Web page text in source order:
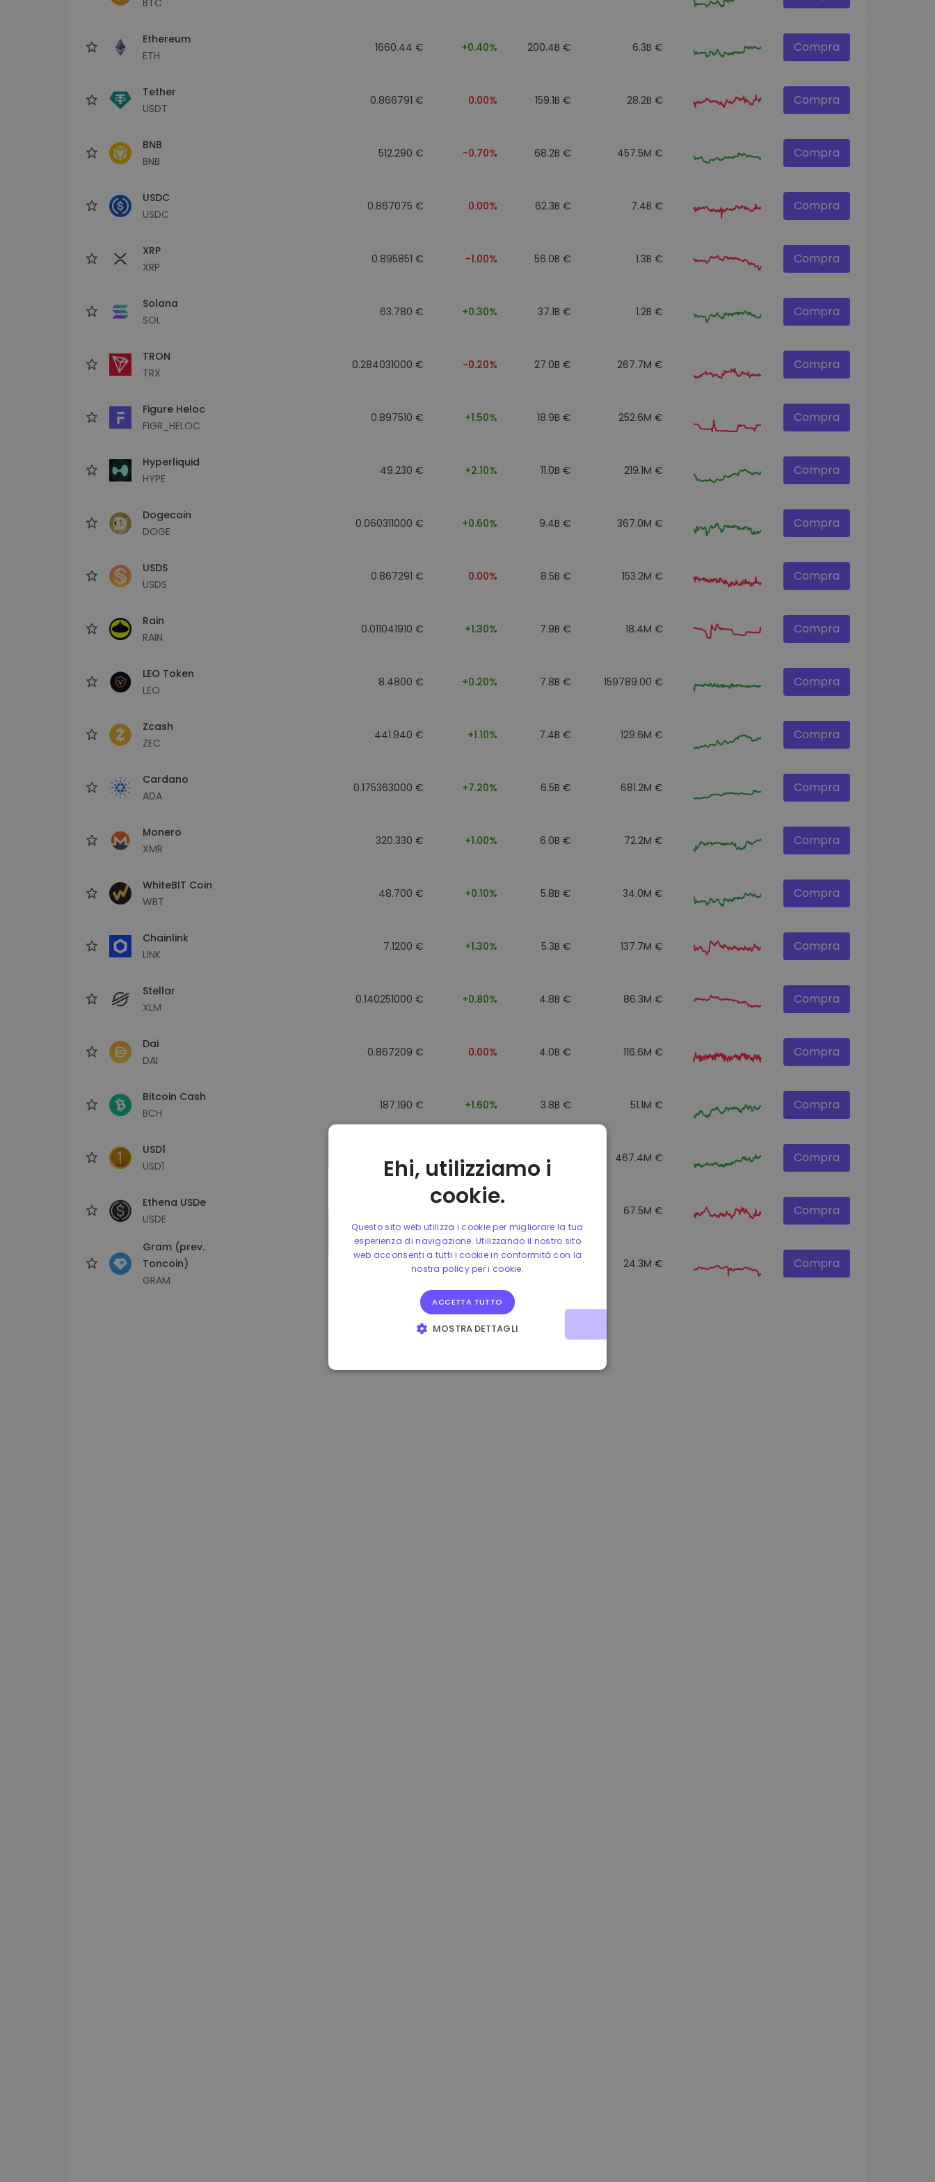
Ethereum
ETH
1660.44 € +0.40% 200.4B € 6.3B € Compra
Tether
USDT
0.866791 € 0.00% 159.1B € 28.2B € Compra
BNB
BNB
512.290 € -0.70% 68.2B € 457.5M € Compra
USDC
USDC
0.867075 € 0.00% 62.3B € 7.4B € Compra
XRP
XRP
0.895851 € -1.00% 56.0B € 1.3B € Compra
Solana
SOL
63.780 € +0.30% 37.1B € 1.2B € Compra
TRON
TRX
0.284031000 € -0.20% 27.0B € 267.7M € Compra
Figure Heloc
FIGR_HELOC
0.897510 € +1.50% 18.9B € 252.6M € Compra
Hyperliquid
HYPE
49.230 € +2.10% 11.0B € 219.1M € Compra
Dogecoin
DOGE
0.060311000 € +0.60% 9.4B € 367.0M € Compra
USDS
USDS
0.867291 € 0.00% 8.5B € 153.2M € Compra
Rain
RAIN
0.011041910 € +1.30% 7.9B € 18.4M € Compra
LEO Token
LEO
8.4800 € +0.20% 7.8B € 159789.00 € Compra
Zcash
ZEC
441.940 € +1.10% 7.4B € 129.6M € Compra
Cardano
ADA
0.175363000 € +7.20% 6.5B € 681.2M € Compra
Monero
XMR
320.330 € +1.00% 6.0B € 72.2M € Compra
WhiteBIT Coin
WBT
48.700 € +0.10% 5.8B € 34.0M € Compra
Chainlink
LINK
7.1200 € +1.30% 5.3B € 137.7M € Compra
Stellar
XLM
0.140251000 € +0.80% 4.8B € 86.3M € Compra
Dai
DAI
0.867209 € 0.00% 4.0B € 116.6M € Compra
Bitcoin Cash
BCH
187.190 € +1.60% 3.8B € 51.1M € Compra
USD1
USD1
0.867184 € 0.00% 3.5B € 467.4M € Compra
Ethena USDe
USDE
67.5M € Compra
Gram (prev.
Toncoin)
GRAM
-3.00% 24.3M € Compra
Ehi, utilizziamo i
cookie.
Questo sito web utilizza i cookie per migliorare la tua
esperienza di navigazione. Utilizzando il nostro sito
web acconsenti a tutti i cookie in conformità con la
nostra policy per i cookie.
ACCETTA TUTTO
MOSTRA DETTAGLI